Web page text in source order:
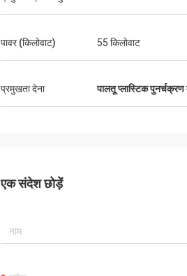
पावर (किलोवाट) 55 किलोवाट
प्रमुखता देना पालतू प्लास्टिक पुनर्चक्रण
एक संदेश छोड़ें